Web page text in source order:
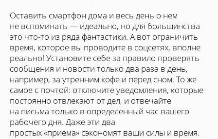
Оставить смартфон дома и весь день о нем
не вспоминать — идеально, но для большинства
это что-то из ряда фантастики. А вот ограничить
время, которое вы проводите в соцсетях, вполне
реально! Установите себе за правило проверять
сообщения и новости только два раза в день,
например, за утренним кофе и перед сном. То же
самое с почтой: отключите уведомления, которые
постоянно отвлекают от дел, и отвечайте
на письма только в определенный час вашего
рабочего дня. Даже эти два
простых «приема» сэкономят ваши силы и время.